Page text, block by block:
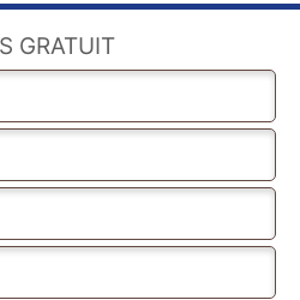
GRATUIT